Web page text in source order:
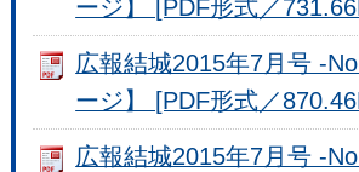
ージ】 [PDF形式／
広報結城2015年7月号 -
ージ】 [PDF形式／
広報結城2015年7月号 -